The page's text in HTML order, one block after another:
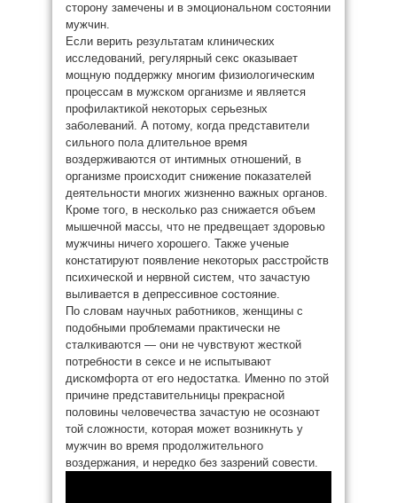
сторону замечены и в эмоциональном состоянии
мужчин.
Если верить результатам клинических
исследований, регулярный секс оказывает
мощную поддержку многим физиологическим
процессам в мужском организме и является
профилактикой некоторых серьезных
заболеваний. А потому, когда представители
сильного пола длительное время
воздерживаются от интимных отношений, в
организме происходит снижение показателей
деятельности многих жизненно важных органов.
Кроме того, в несколько раз снижается объем
мышечной массы, что не предвещает здоровью
мужчины ничего хорошего. Также ученые
констатируют появление некоторых расстройств
психической и нервной систем, что зачастую
выливается в депрессивное состояние.
По словам научных работников, женщины с
подобными проблемами практически не
сталкиваются — они не чувствуют жесткой
потребности в сексе и не испытывают
дискомфорта от его недостатка. Именно по этой
причине представительницы прекрасной
половины человечества зачастую не осознают
той сложности, которая может возникнуть у
мужчин во время продолжительного
воздержания, и нередко без зазрений совести.